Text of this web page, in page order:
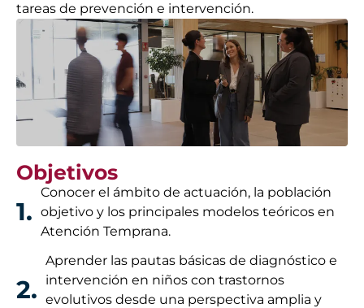
tareas de prevención e intervención.
Objetivos
1.
Conocer el ámbito de actuación, la población
objetivo y los principales modelos teóricos en
Atención Temprana.
2.
Aprender las pautas básicas de diagnóstico e
intervención en niños con trastornos
evolutivos desde una perspectiva amplia y